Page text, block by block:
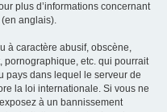
plus d’informations concernant
(en anglais).
à caractère abusif, obscène,
pornographique, etc. qui pourrait
pays dans lequel le serveur de
la loi internationale. Si vous ne
à un bannissement